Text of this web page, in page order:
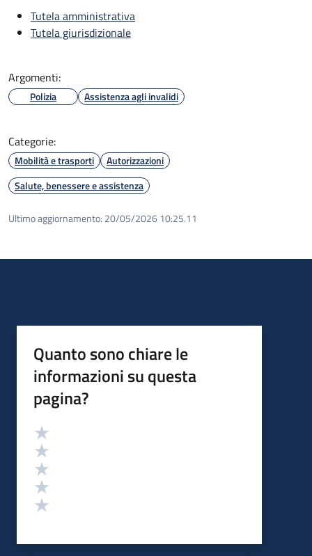
Tutela amministrativa
Tutela giurisdizionale
Argomenti:
Polizia Assistenza agli invalidi
Categorie:
Mobilità e trasporti
Autorizzazioni
Salute, benessere e assistenza
Ultimo aggiornamento: 20/05/2026 10:25.11
Quanto sono chiare le
informazioni su questa
pagina?
Valutazione